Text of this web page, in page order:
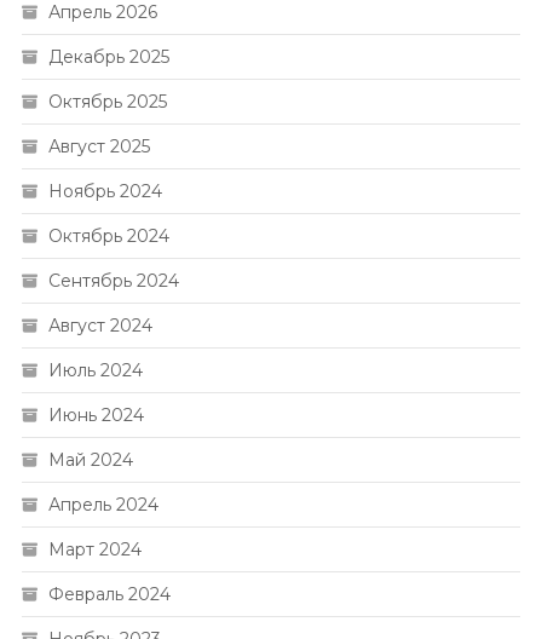
Апрель 2026
Декабрь 2025
Октябрь 2025
Август 2025
Ноябрь 2024
Октябрь 2024
Сентябрь 2024
Август 2024
Июль 2024
Июнь 2024
Май 2024
Апрель 2024
Март 2024
Февраль 2024